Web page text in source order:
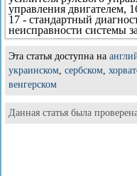
управления двигателем,
17 - стандартный
неисправности системы
Эта статья доступна на
украинском сербском
венгерском
Данная статья была